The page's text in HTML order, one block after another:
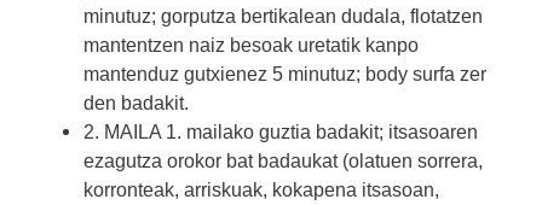
minutuz; gorputza bertikalean dudala, flotatzen
mantentzen naiz besoak uretatik kanpo
mantenduz gutxienez 5 minutuz; body surfa zer
den badakit.
2. MAILA 1. mailako guztia badakit; itsasoaren
ezagutza orokor bat badaukat (olatuen sorrera,
korronteak, arriskuak, kokapena itsasoan,